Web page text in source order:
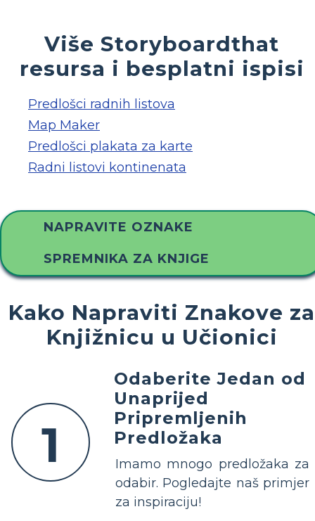
Više Storyboardthat
resursa i besplatni ispisi
Predlošci radnih listova
Map Maker
Predlošci plakata za karte
Radni listovi kontinenata
NAPRAVITE OZNAKE
SPREMNIKA ZA KNJIGE
Kako Napraviti Znakove za
Knjižnicu u Učionici
1
Odaberite Jedan od
Unaprijed
Pripremljenih
Predložaka
Imamo mnogo predložaka za
odabir. Pogledajte naš primjer
za inspiraciju!